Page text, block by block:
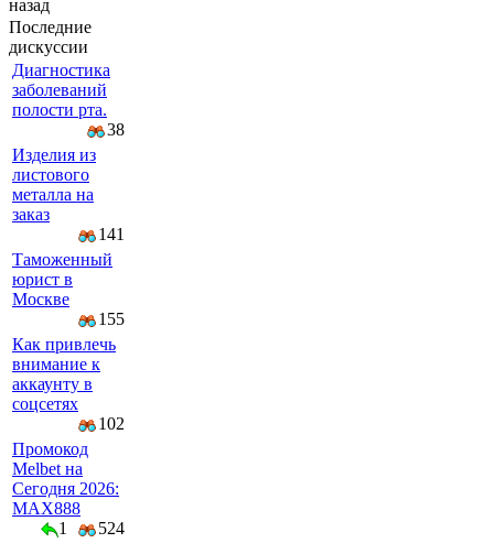
назад
Последние
дискуссии
Диагностика
заболеваний
полости рта.
38
Изделия из
листового
металла на
заказ
141
Таможенный
юрист в
Москве
155
Как привлечь
внимание к
аккаунту в
соцсетях
102
Промокод
Melbet на
Сегодня 2026:
MAX888
1
524